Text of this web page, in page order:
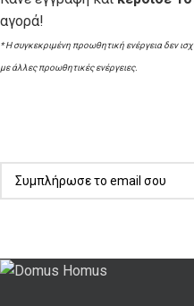
αγορά!
* Η συγκεκριμένη προωθητική ενέργεια δεν
με άλλες προωθητικές ενέργειες.